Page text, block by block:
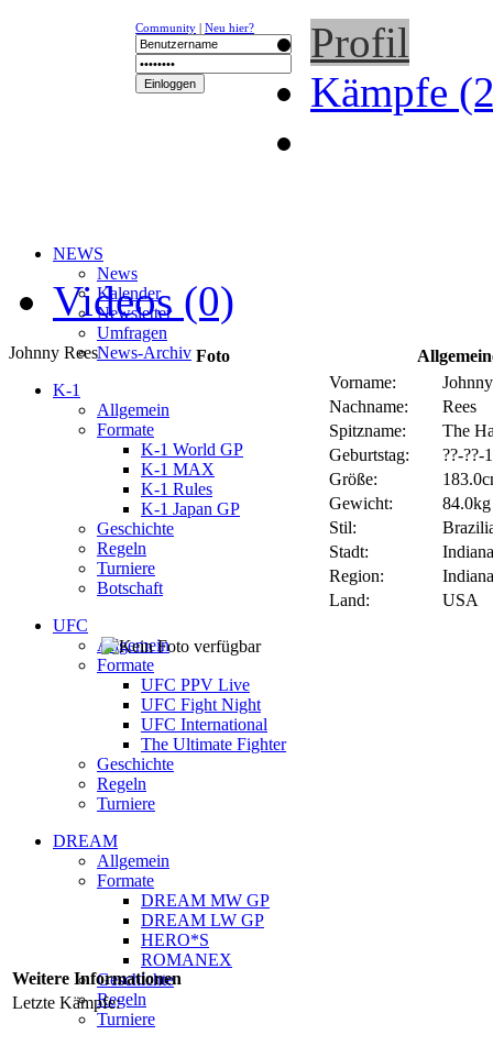
Community | Neu hier?
NEWS
News
Kalender
Newsletter
Umfragen
News-Archiv
K-1
Allgemein
Formate
K-1 World GP
K-1 MAX
K-1 Rules
K-1 Japan GP
Geschichte
Regeln
Turniere
Botschaft
UFC
Allgemein
Formate
UFC PPV Live
UFC Fight Night
UFC International
The Ultimate Fighter
Geschichte
Regeln
Turniere
DREAM
Allgemein
Formate
DREAM MW GP
DREAM LW GP
HERO*S
ROMANEX
Geschichte
Regeln
Turniere
Profil
Kämpfe
Videos (0)
Johnny Rees Foto
Vorname:
Johnny
Nachname:
Rees
Spitzname:
The
Geburtstag:
??-??-
Größe:
Gewicht:
Stil:
Stadt:
Region:
Indiana
Land:
USA
Weitere Informationen
Letzte Kämpfe: